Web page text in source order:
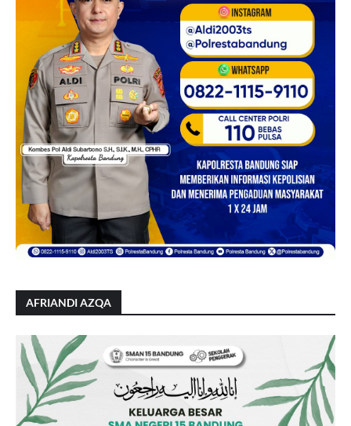
AFRIANDI AZQA